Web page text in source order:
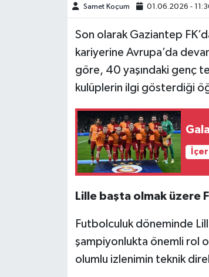
Samet Koçum 01.06.2026 -
Son olarak Gaziantep
kariyerine Avrupa’da
göre, 40 yaşındaki genç
kulüplerin ilgi gösterdiği
Lille başta olmak üzere
Futbolculuk döneminde
şampiyonlukta önemli rol
olumlu izlenimin teknik
Teknoloji
Video Haber
Yeme-İçme